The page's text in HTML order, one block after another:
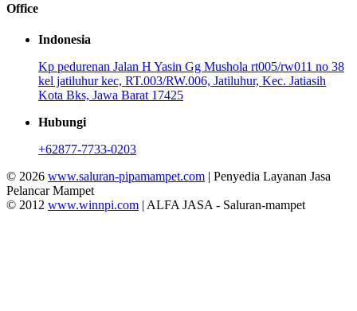
Office
Indonesia
Kp pedurenan Jalan H Yasin Gg Mushola rt005/rw011 no 38
kel jatiluhur kec, RT.003/RW.006, Jatiluhur, Kec. Jatiasih
Kota Bks, Jawa Barat 17425
Hubungi
+62877-7733-0203
© 2026 www.saluran-pipamampet.com | Penyedia Layanan Jasa
Pelancar Mampet
© 2012 www.winnpi.com | ALFA JASA - Saluran-mampet